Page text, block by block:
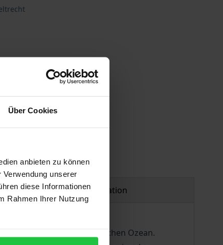
Über Cookies
anbieten zu können
unserer
diese Informationen
Rahmen Ihrer Nutzung
Product safety information
Region mit ihrem Arktischen Ozean.